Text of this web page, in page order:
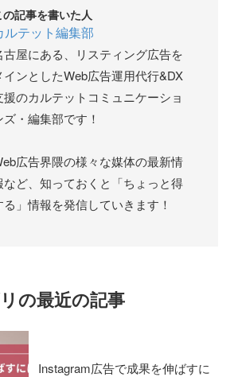
の記事を書いた人
ルテット編集部
古屋にある、リスティング広告を
インとしたWeb広告運用代行&DX
援のカルテットコミュニケーショ
ズ・編集部です！
広告界隈の様々な媒体の最新情
など、知っておくと「ちょっと得
る」情報を発信していきます！
の最近の記事
Instagram広告で成果を伸ばすに